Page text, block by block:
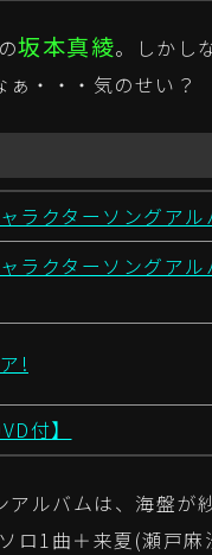
坂本真綾。しかし
・・・気のせい？
ラクターソングア
ラクターソングア
!
付】
アルバムは、海盤が
ロ1曲＋来夏(瀬戸